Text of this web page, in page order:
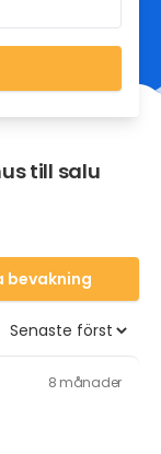
till salu
bevakning
8 månader